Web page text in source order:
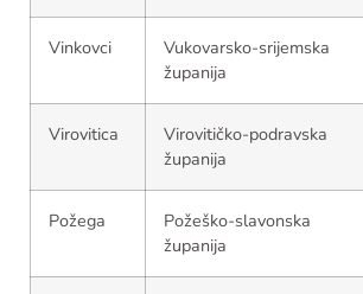
Vinkovci
Vukovarsko-srijemska
županija
Virovitica
Virovitičko-podravska
županija
Požega
Požeško-slavonska
županija